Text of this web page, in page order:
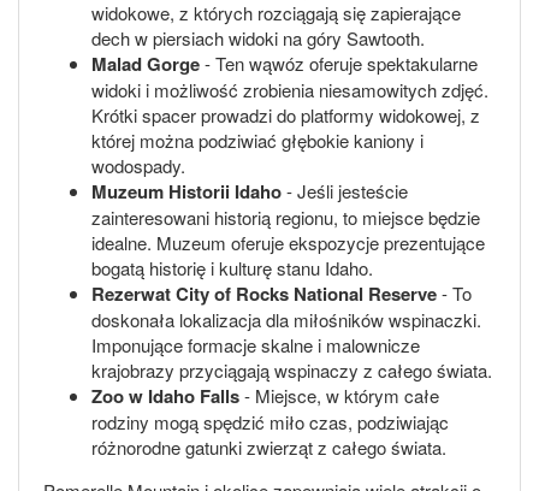
widokowe, z których rozciągają się zapierające
dech w piersiach widoki na góry Sawtooth.
Malad Gorge- Ten wąwóz oferuje spektakularne
widoki i możliwość zrobienia niesamowitych zdjęć.
Krótki spacer prowadzi do platformy widokowej, z
której można podziwiać głębokie kaniony i
wodospady.
Muzeum Historii Idaho- Jeśli jesteście
zainteresowani historią regionu, to miejsce będzie
idealne. Muzeum oferuje ekspozycje prezentujące
bogatą historię i kulturę stanu Idaho.
Rezerwat City of Rocks National Reserve- To
doskonała lokalizacja dla miłośników wspinaczki.
Imponujące formacje skalne i malownicze
krajobrazy przyciągają wspinaczy z całego świata.
Zoo w Idaho Falls- Miejsce, w którym całe
rodziny mogą spędzić miło czas, podziwiając
różnorodne gatunki zwierząt z całego świata.